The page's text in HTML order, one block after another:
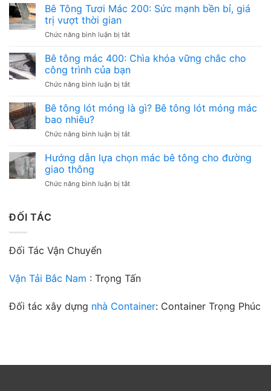
Nền
Văn
–
Các
và
điều
ý
Bê Tông Tươi Mác 200: Sức mạnh bền bỉ, giá
trị vượt thời gian
Chức năng bình luận bị tắtở
Tông
Tươi
Mác
200:
mạnh
bền
giá
vượt
Bê tông mác 400: Chìa khóa vững chắc cho
công trình của bạn
Chức năng bình luận bị tắtở
tông
mác
Chìa
vững
công
Bê tông lót móng là gì? Bê tông lót móng mác
bao nhiêu?
Chức năng bình luận bị tắtở
tông
lót
là
Hướng dẫn lựa chọn mác bê tông cho đường
giao thông
Chức năng bình luận bị tắtở
đường
ĐỐI TÁC
Đối Tác Vận Chuyển
Vận Tải Bắc Nam : Trọng Tấn
Đối tác xây dựng nhà Container: Container Trọng Phúc